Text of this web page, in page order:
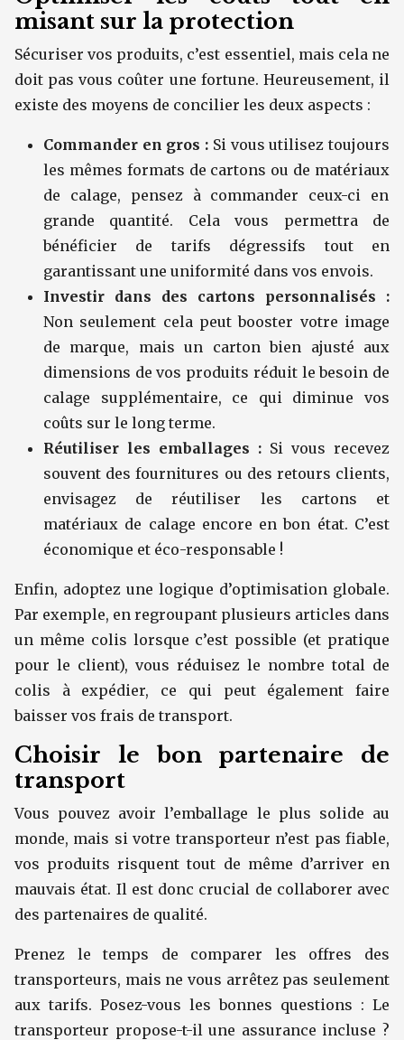
misant sur la protection
Sécuriser vos produits, c’est essentiel, mais cela ne
doit pas vous coûter une fortune. Heureusement, il
existe des moyens de concilier les deux aspects :
Commander en gros : Si vous utilisez toujours
les mêmes formats de cartons ou de matériaux
de calage, pensez à commander ceux-ci en
grande quantité. Cela vous permettra de
bénéficier de tarifs dégressifs tout en
garantissant une uniformité dans vos envois.
Investir dans des cartons personnalisés :
Non seulement cela peut booster votre image
de marque, mais un carton bien ajusté aux
dimensions de vos produits réduit le besoin de
calage supplémentaire, ce qui diminue vos
coûts sur le long terme.
Réutiliser les emballages : Si vous recevez
souvent des fournitures ou des retours clients,
envisagez de réutiliser les cartons et
matériaux de calage encore en bon état. C’est
économique et éco-responsable !
Enfin, adoptez une logique d’optimisation globale.
Par exemple, en regroupant plusieurs articles dans
un même colis lorsque c’est possible (et pratique
pour le client), vous réduisez le nombre total de
colis à expédier, ce qui peut également faire
baisser vos frais de transport.
Choisir le bon partenaire de
transport
Vous pouvez avoir l’emballage le plus solide au
monde, mais si votre transporteur n’est pas fiable,
vos produits risquent tout de même d’arriver en
mauvais état. Il est donc crucial de collaborer avec
des partenaires de qualité.
Prenez le temps de comparer les offres des
transporteurs, mais ne vous arrêtez pas seulement
aux tarifs. Posez-vous les bonnes questions : Le
transporteur propose-t-il une assurance incluse ?